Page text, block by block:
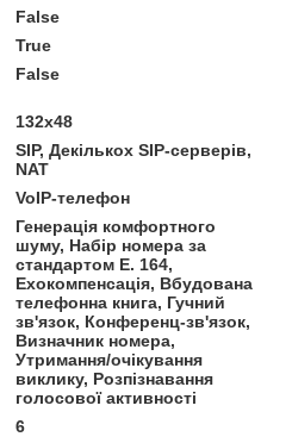
False
True
False
132x48
SIP, Декількох SIP-серверів,
NAT
VoIP-телефон
Генерація комфортного
шуму, Набір номера за
стандартом E. 164,
Ехокомпенсація, Вбудована
телефонна книга, Гучний
зв'язок, Конференц-зв'язок,
Визначник номера,
Утримання/очікування
виклику, Розпізнавання
голосової активності
6